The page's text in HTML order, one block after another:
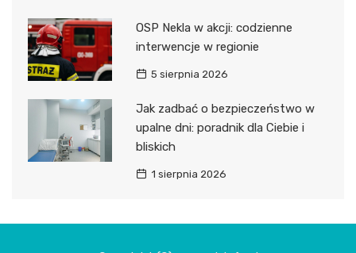
OSP Nekla w akcji: codzienne
interwencje w regionie
5 sierpnia 2026
Jak zadbać o bezpieczeństwo w
upalne dni: poradnik dla Ciebie i
bliskich
1 sierpnia 2026